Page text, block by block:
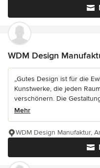
WDM Design
„Gutes Design ist für die
Kunstwerke, die jeden
verschönern. Die
Mehr
WDM Design Manufaktur,